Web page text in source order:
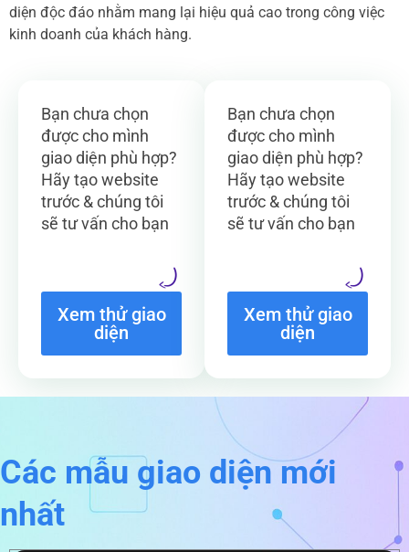
diện độc đáo nhằm mang lại hiệu quả cao trong công việc
kinh doanh của khách hàng.
Bạn chưa chọn
được cho mình
giao diện phù hợp?
Hãy tạo website
trước & chúng tôi
sẽ tư vấn cho bạn
Xem thử giao
diện
Bạn chưa chọn
được cho mình
giao diện phù hợp?
Hãy tạo website
trước & chúng tôi
sẽ tư vấn cho bạn
Xem thử giao
diện
Các mẫu giao diện mới
nhất